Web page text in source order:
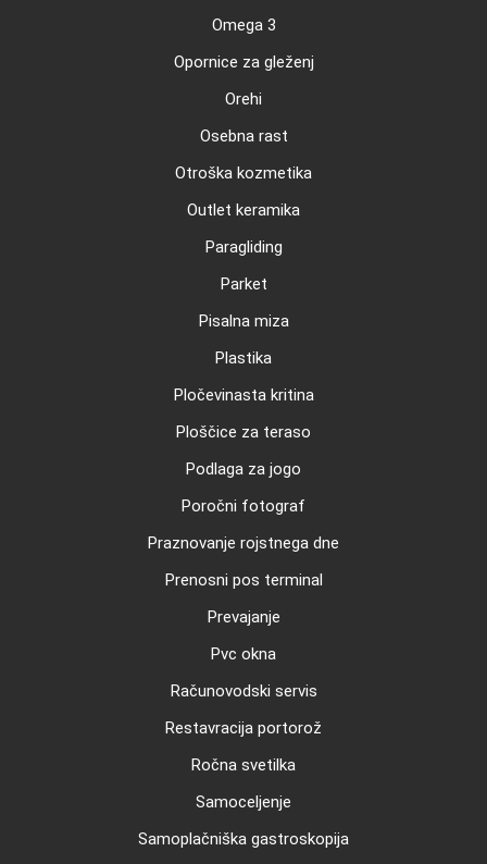
Omega 3
Opornice za gleženj
Orehi
Osebna rast
Otroška kozmetika
Outlet keramika
Paragliding
Parket
Pisalna miza
Plastika
Pločevinasta kritina
Ploščice za teraso
Podlaga za jogo
Poročni fotograf
Praznovanje rojstnega dne
Prenosni pos terminal
Prevajanje
Pvc okna
Računovodski servis
Restavracija portorož
Ročna svetilka
Samoceljenje
Samoplačniška gastroskopija